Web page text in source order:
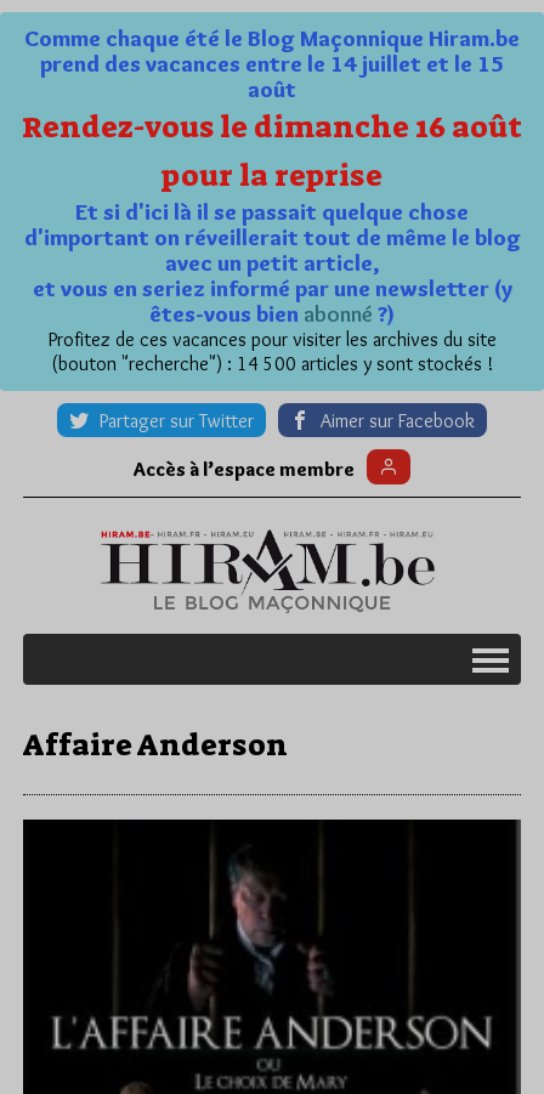
Comme chaque été le Blog Maçonnique Hiram.be
prend des vacances entre le 14 juillet et le 15
août
Rendez-vous le dimanche 16 août
pour la reprise
Et si d'ici là il se passait quelque chose
d'important on réveillerait tout de même le blog
avec un petit article,
et vous en seriez informé par une newsletter (y
êtes-vous bien abonné ?)
Profitez de ces vacances pour visiter les archives du site
(bouton "recherche") : 14 500 articles y sont stockés !
Partager sur Twitter Aimer sur Facebook
Accès à l’espace membre
Affaire Anderson